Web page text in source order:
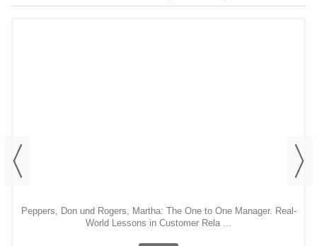
Peppers, Don und Rogers, Martha: The One to One Manager. Real-
World Lessons in Customer Rela ...